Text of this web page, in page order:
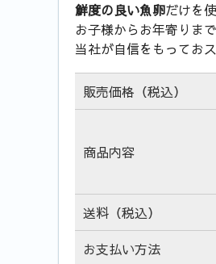
鮮度の良い魚卵だけを
お子様からお年寄りま
当社が自信をもってお
販売価格（税込）
商品内容
送料（税込）
お支払い方法